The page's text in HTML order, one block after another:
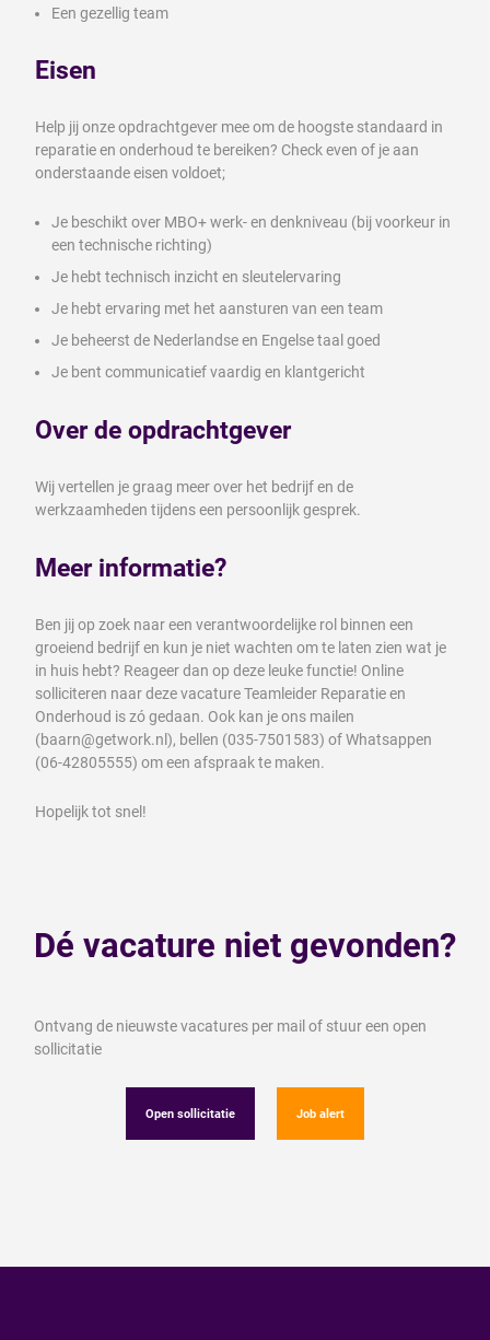
Een gezellig team
Eisen
Help jij onze opdrachtgever mee om de hoogste standaard in
reparatie en onderhoud te bereiken? Check even of je aan
onderstaande eisen voldoet;
Je beschikt over MBO+ werk- en denkniveau (bij voorkeur in
een technische richting)
Je hebt technisch inzicht en sleutelervaring
Je hebt ervaring met het aansturen van een team
Je beheerst de Nederlandse en Engelse taal goed
Je bent communicatief vaardig en klantgericht
Over de opdrachtgever
Wij vertellen je graag meer over het bedrijf en de
werkzaamheden tijdens een persoonlijk gesprek.
Meer informatie?
Ben jij op zoek naar een verantwoordelijke rol binnen een
groeiend bedrijf en kun je niet wachten om te laten zien wat je
in huis hebt? Reageer dan op deze leuke functie! Online
solliciteren naar deze vacature Teamleider Reparatie en
Onderhoud is zó gedaan. Ook kan je ons mailen
(baarn@getwork.nl), bellen (035-7501583) of Whatsappen
(06-42805555) om een afspraak te maken.
Hopelijk tot snel!
Dé vacature niet gevonden?
Ontvang de nieuwste vacatures per mail of stuur een open
sollicitatie
Open sollicitatie Job alert